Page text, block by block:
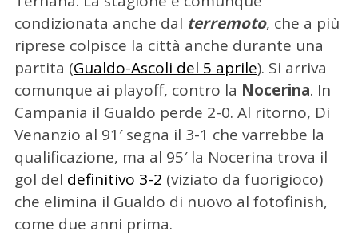
condizionata anche dal terremoto, che a più
riprese colpisce la città anche durante una
partita (Gualdo-Ascoli del 5 aprile). Si arriva
comunque ai playoff, contro la Nocerina. In
Campania il Gualdo perde 2-0. Al ritorno, Di
Venanzio al 91′ segna il 3-1 che varrebbe la
qualificazione, ma al 95′ la Nocerina trova il
gol del definitivo 3-2 (viziato da fuorigioco)
che elimina il Gualdo di nuovo al fotofinish,
come due anni prima.